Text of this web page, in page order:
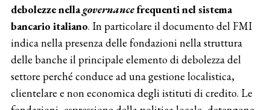
debolezze nellagovernancefrequenti nel sistema
bancario italiano. In particolare il documento del FMI
indica nella presenza delle fondazioni nella struttura
delle banche il principale elemento di debolezza del
settore perché conduce ad una gestione localistica,
clientelare e non economica degli istituti di credito. Le